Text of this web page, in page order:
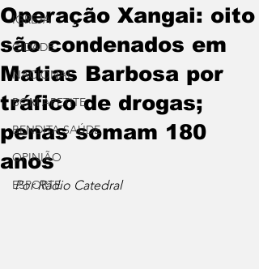
IGREJA
CIDADE
NACIONAL
BOM APETITE
BENDITA SAÚDE
OPINIÃO
ESPORTE
Operação Xangai: oito
são condenados em
Matias Barbosa por
tráfico de drogas;
penas somam 180
anos
Por Rádio Catedral